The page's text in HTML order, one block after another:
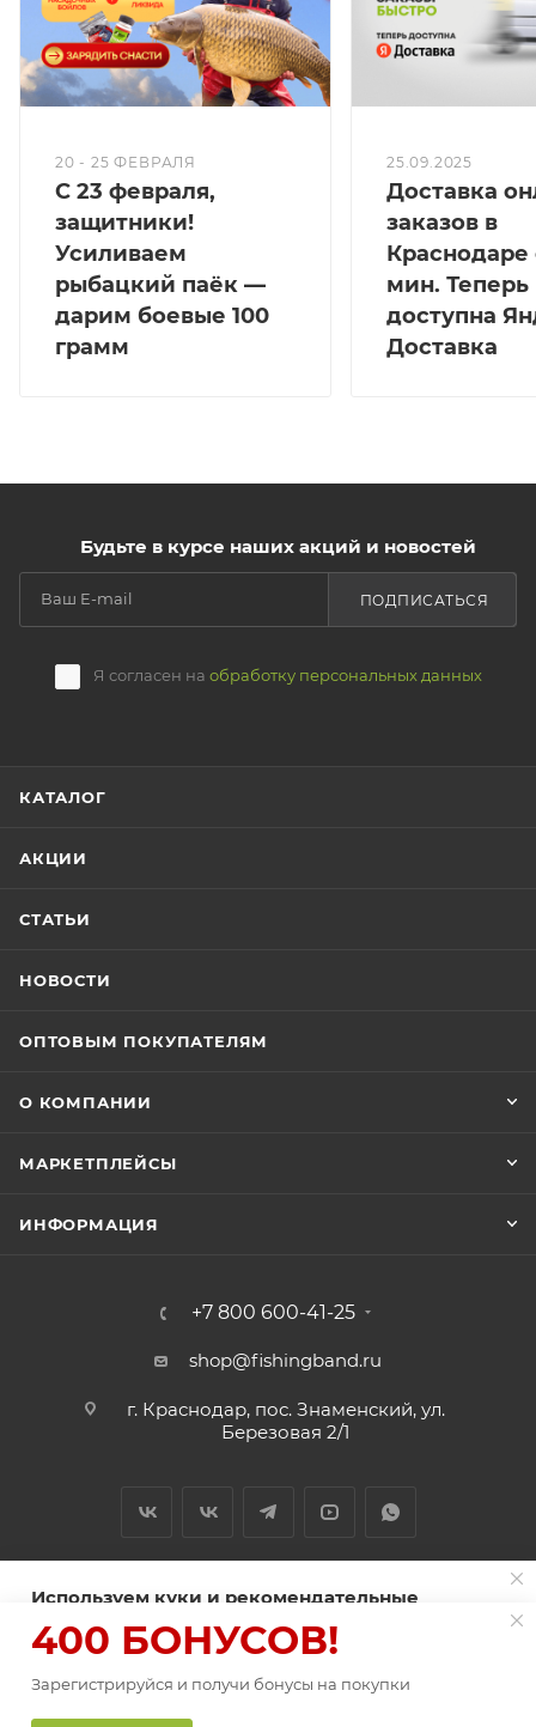
ПОД ЗАКАЗ
20 - 25 ФЕВРАЛЯ
С 23 февраля,
защитники!
Усиливаем
рыбацкий паёк —
дарим боевые 100
грамм
25.09.2025
Доставка
заказов в
Краснодаре
мин. Теперь
доступна
Доставка
Будьте в курсе наших акций и новостей
Я согласен на обработку персональных данных
ПОДПИСАТЬСЯ
КАТАЛОГ
АКЦИИ
СТАТЬИ
НОВОСТИ
ОПТОВЫМ ПОКУПАТЕЛЯМ
О КОМПАНИИ
МАРКЕТПЛЕЙСЫ
ИНФОРМАЦИЯ
+7 800 600-41-25
shop@fishingband.ru
г. Краснодар, пос. Знаменский, ул.
Березовая 2/1
2026 © ИП Нитиевский А.В.
Используем куки и рекомендательные
Пользуясь сайтом Fishingband.ru, вы соглашаетесь на
использованиефайлов куки.
400 БОНУСОВ!
Зарегистрируйся и получи бонусы на покупки